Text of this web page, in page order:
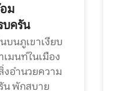
ม
บครัน
บนภูเขาเงียบ
มนท์ในเมือง
งอำนวยความ
น พักสบาย